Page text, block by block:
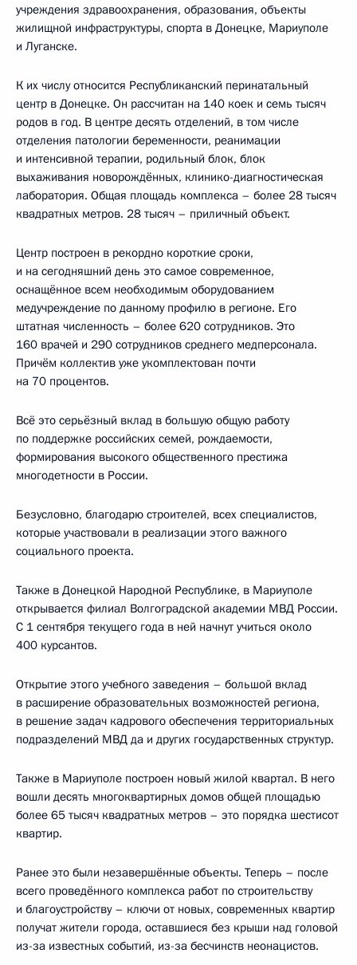
учреждения здравоохранения, образования, объекты
жилищной инфраструктуры, спорта в Донецке, Мариуполе
и Луганске.
К их числу относится Республиканский перинатальный
центр в Донецке. Он рассчитан на 140 коек и семь тысяч
родов в год. В центре десять отделений, в том числе
отделения патологии беременности, реанимации
и интенсивной терапии, родильный блок, блок
выхаживания новорождённых, клинико-диагностическая
лаборатория. Общая площадь комплекса – более 28 тысяч
квадратных метров. 28 тысяч – приличный объект.
Центр построен в рекордно короткие сроки,
и на сегодняшний день это самое современное,
оснащённое всем необходимым оборудованием
медучреждение по данному профилю в регионе. Его
штатная численность – более 620 сотрудников. Это
160 врачей и 290 сотрудников среднего медперсонала.
Причём коллектив уже укомплектован почти
на 70 процентов.
Всё это серьёзный вклад в большую общую работу
по поддержке российских семей, рождаемости,
формирования высокого общественного престижа
многодетности в России.
Безусловно, благодарю строителей, всех специалистов,
которые участвовали в реализации этого важного
социального проекта.
Также в Донецкой Народной Республике, в Мариуполе
открывается филиал Волгоградской академии МВД России.
С 1 сентября текущего года в ней начнут учиться около
400 курсантов.
Открытие этого учебного заведения – большой вклад
в расширение образовательных возможностей региона,
в решение задач кадрового обеспечения территориальных
подразделений МВД да и других государственных структур.
Также в Мариуполе построен новый жилой квартал. В него
вошли десять многоквартирных домов общей площадью
более 65 тысяч квадратных метров – это порядка шестисот
квартир.
Ранее это были незавершённые объекты. Теперь – после
всего проведённого комплекса работ по строительству
и благоустройству – ключи от новых, современных квартир
получат жители города, оставшиеся без крыши над головой
из-за известных событий, из-за бесчинств неонацистов.